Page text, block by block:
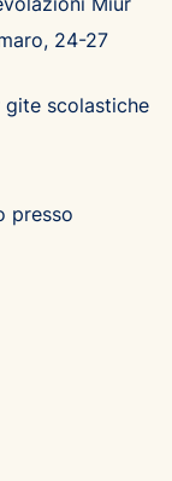
24-27
gite scolastiche
presso